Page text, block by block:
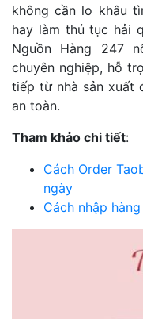
không cần lo khâu
hay làm thủ tục hải
Nguồn Hàng 247
chuyên nghiệp, hỗ
tiếp từ nhà sản xuất
an toàn.
Tham khảo chi tiết:
Cách Order
ngày
Cách nhập